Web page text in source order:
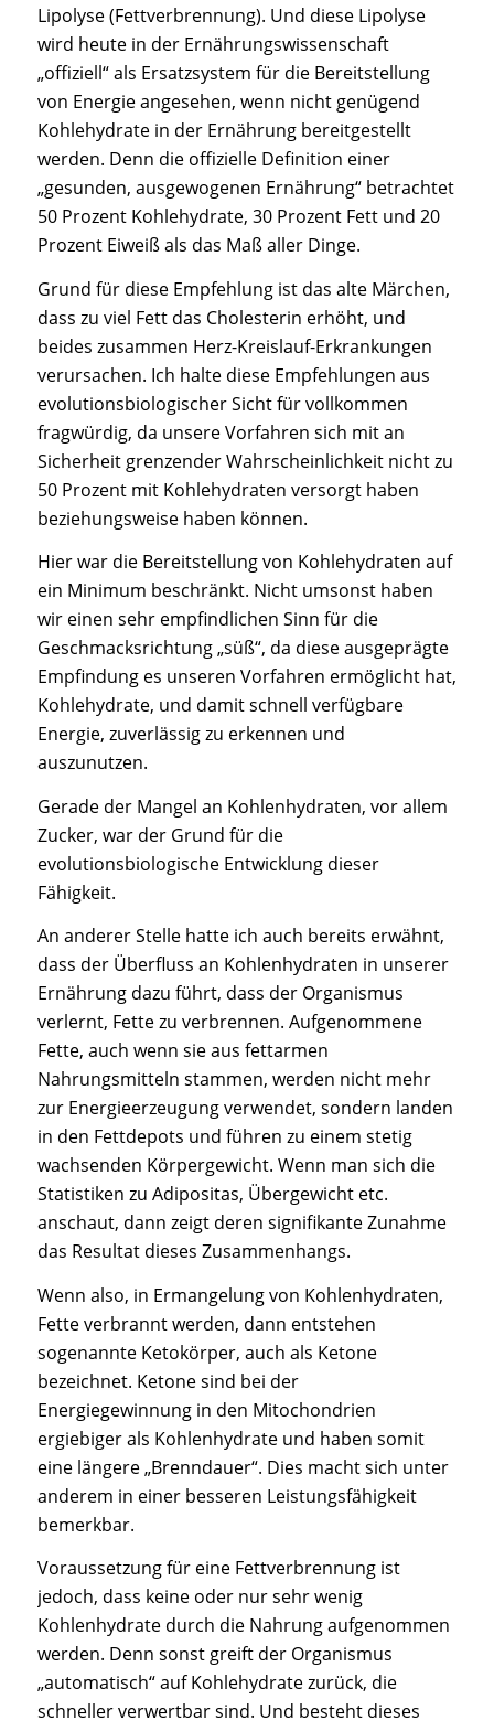
Lipolyse (Fettverbrennung). Und diese Lipolyse
wird heute in der Ernährungswissenschaft
„offiziell“ als Ersatzsystem für die Bereitstellung
von Energie angesehen, wenn nicht genügend
Kohlehydrate in der Ernährung bereitgestellt
werden. Denn die offizielle Definition einer
„gesunden, ausgewogenen Ernährung“ betrachtet
50 Prozent Kohlehydrate, 30 Prozent Fett und 20
Prozent Eiweiß als das Maß aller Dinge.
Grund für diese Empfehlung ist das alte Märchen,
dass zu viel Fett das Cholesterin erhöht, und
beides zusammen Herz-Kreislauf-Erkrankungen
verursachen. Ich halte diese Empfehlungen aus
evolutionsbiologischer Sicht für vollkommen
fragwürdig, da unsere Vorfahren sich mit an
Sicherheit grenzender Wahrscheinlichkeit nicht zu
50 Prozent mit Kohlehydraten versorgt haben
beziehungsweise haben können.
Hier war die Bereitstellung von Kohlehydraten auf
ein Minimum beschränkt. Nicht umsonst haben
wir einen sehr empfindlichen Sinn für die
Geschmacksrichtung „süß“, da diese ausgeprägte
Empfindung es unseren Vorfahren ermöglicht hat,
Kohlehydrate, und damit schnell verfügbare
Energie, zuverlässig zu erkennen und
auszunutzen.
Gerade der Mangel an Kohlenhydraten, vor allem
Zucker, war der Grund für die
evolutionsbiologische Entwicklung dieser
Fähigkeit.
An anderer Stelle hatte ich auch bereits erwähnt,
dass der Überfluss an Kohlenhydraten in unserer
Ernährung dazu führt, dass der Organismus
verlernt, Fette zu verbrennen. Aufgenommene
Fette, auch wenn sie aus fettarmen
Nahrungsmitteln stammen, werden nicht mehr
zur Energieerzeugung verwendet, sondern landen
in den Fettdepots und führen zu einem stetig
wachsenden Körpergewicht. Wenn man sich die
Statistiken zu Adipositas, Übergewicht etc.
anschaut, dann zeigt deren signifikante Zunahme
das Resultat dieses Zusammenhangs.
Wenn also, in Ermangelung von Kohlenhydraten,
Fette verbrannt werden, dann entstehen
sogenannte Ketokörper, auch als Ketone
bezeichnet. Ketone sind bei der
Energiegewinnung in den Mitochondrien
ergiebiger als Kohlenhydrate und haben somit
eine längere „Brenndauer“. Dies macht sich unter
anderem in einer besseren Leistungsfähigkeit
bemerkbar.
Voraussetzung für eine Fettverbrennung ist
jedoch, dass keine oder nur sehr wenig
Kohlenhydrate durch die Nahrung aufgenommen
werden. Denn sonst greift der Organismus
„automatisch“ auf Kohlehydrate zurück, die
schneller verwertbar sind. Und besteht dieses